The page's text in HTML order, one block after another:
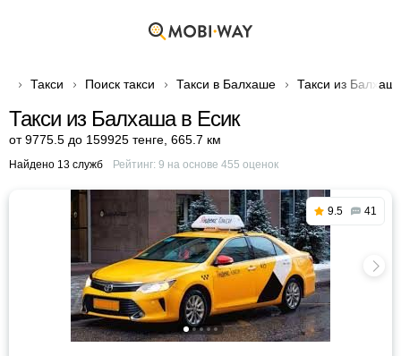
Такси Поиск такси Такси в Балхаше Такси из
Такси из Балхаша в Есик
от 9775.5 до 159925 тенге 665.7 км
Найдено 13 служб Рейтинг: 9 на основе 455 оценок
9.5 41